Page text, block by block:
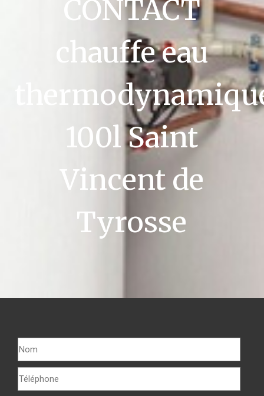
CONTACT
chauffe eau
100l Saint
Vincent de
Tyrosse